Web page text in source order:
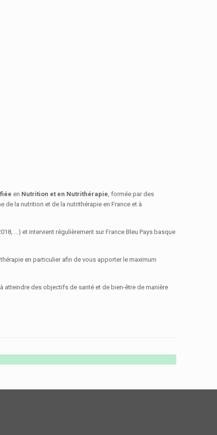
en Nutrition et en Nutrithérapie, formée par des
de la nutrition et de la nutrithérapie en France et à
…) et intervient régulièrement sur France Bleu Pays basque
en particulier afin de vous apporter le maximum
atteindre des objectifs de santé et de bien-être de manière